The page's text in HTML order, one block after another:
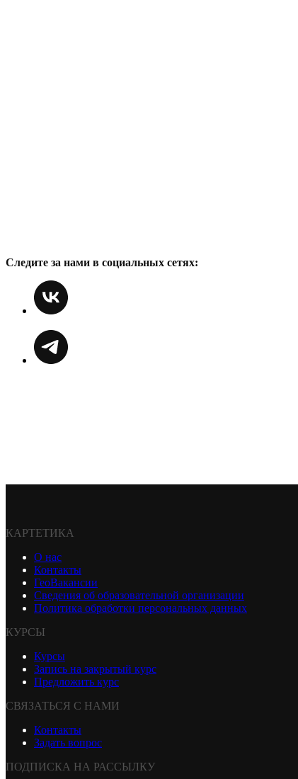
Следите за нами в социальных сетях:
КАРТЕТИКА
О нас
Контакты
ГеоВакансии
Сведения об образовательной организации
Политика обработки персональных данных
КУРСЫ
Курсы
Запись на закрытый курс
Предложить курс
СВЯЗАТЬСЯ С НАМИ
Контакты
Задать вопрос
ПОДПИСКА НА РАССЫЛКУ